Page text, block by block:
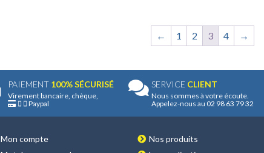
peuvent
être
variantes.
Les
peuvent
être
choisies
la
← 1 2 3 4 →
PAIEMENT 100% SÉCURISÉ
Virement bancaire, chèque,
Paypal
SERVICE CLIENT
Nous sommes à votre écoute.
Appelez-nous au 02 98 63 79 32
Mon compte
Nos produits